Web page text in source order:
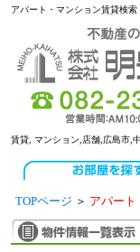
アパート・マンション賃貸検
賃貸, マンション,店舗,広島市,
TOPページ ＞ アパート